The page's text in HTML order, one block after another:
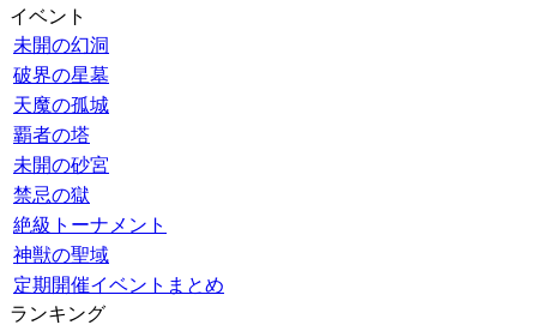
イベント
未開の幻洞
破界の星墓
天魔の孤城
覇者の塔
未開の砂宮
禁忌の獄
絶級トーナメント
神獣の聖域
定期開催イベントまとめ
ランキング